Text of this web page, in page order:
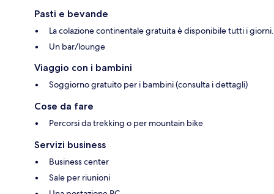
Pasti e bevande
La colazione continentale gratuita è disponibile tutti i giorni.
Un bar/lounge
Viaggio con i bambini
Soggiorno gratuito per i bambini (consulta i dettagli)
Cose da fare
Percorsi da trekking o per mountain bike
Servizi business
Business center
Sale per riunioni